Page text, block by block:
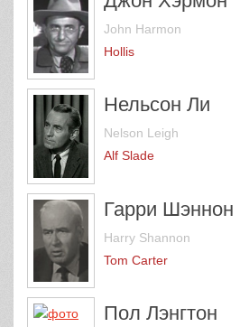
John Harmon
Hollis
Нельсон Ли
Nelson Leigh
Alf Slade
Гарри Шэннон
Harry Shannon
Tom Carter
Пол Лэнгтон